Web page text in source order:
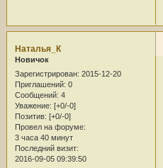
Наталья_К
Новичок
Зарегистрирован: 2015-12-20
Приглашений: 0
Сообщений: 4
Уважение: [+0/-0]
Позитив: [+0/-0]
Провел на форуме:
3 часа 40 минут
Последний визит:
2016-09-05 09:39:50